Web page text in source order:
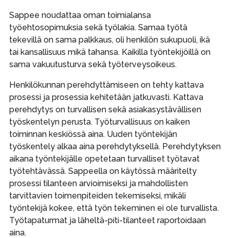
Sappee noudattaa oman toimialansa
työehtosopimuksia sekä työlakia. Samaa työtä
tekevillä on sama palkkaus, oli henkilön sukupuoli, ikä
tai kansallisuus mikä tahansa. Kaikilla työntekijöillä on
sama vakuutusturva sekä työterveysoikeus.
Henkilökunnan perehdyttämiseen on tehty kattava
prosessi ja prosessia kehitetään jatkuvasti. Kattava
perehdytys on turvallisen sekä asiakasystävällisen
työskentelyn perusta. Työturvallisuus on kaiken
toiminnan keskiössä aina. Uuden työntekijän
työskentely alkaa aina perehdytyksellä. Perehdytyksen
aikana työntekijälle opetetaan turvalliset työtavat
työtehtävässä. Sappeella on käytössä määritelty
prosessi tilanteen arvioimiseksi ja mahdollisten
tarvittavien toimenpiteiden tekemiseksi, mikäli
työntekijä kokee, että työn tekeminen ei ole turvallista.
Työtapaturmat ja läheltä-piti-tilanteet raportoidaan
aina.